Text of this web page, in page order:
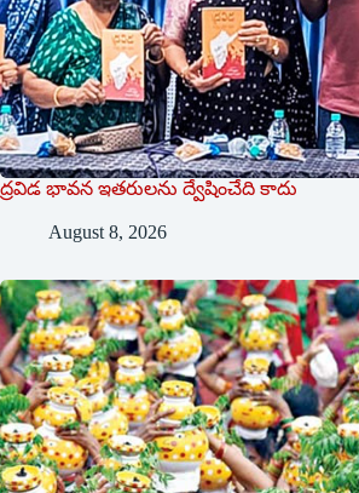
ద్రవిడ భావన ఇతరులను ద్వేషించేది కాదు
August 8, 2026